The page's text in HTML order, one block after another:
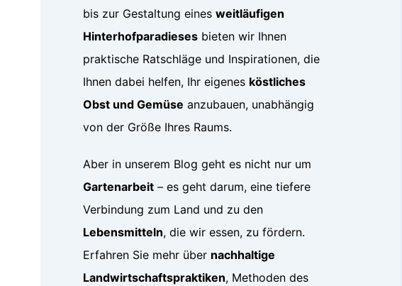
bis zur Gestaltung eines weitläufigen
Hinterhofparadieses bieten wir Ihnen
praktische Ratschläge und Inspirationen, die
Ihnen dabei helfen, Ihr eigenes köstliches
Obst und Gemüse anzubauen, unabhängig
von der Größe Ihres Raums.
Aber in unserem Blog geht es nicht nur um
Gartenarbeit – es geht darum, eine tiefere
Verbindung zum Land und zu den
Lebensmitteln, die wir essen, zu fördern.
Erfahren Sie mehr über nachhaltige
Landwirtschaftspraktiken, Methoden des